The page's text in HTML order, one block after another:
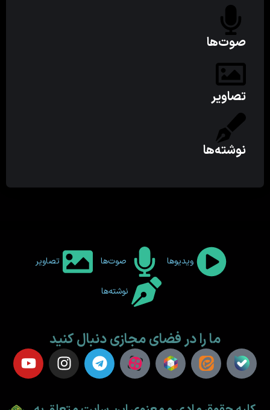
صوت‌ها
تصاویر
نوشته‌ها
ویدیوها صوت‌ها تصاویر
نوشته‌ها
ما را در فضای مجازی دنبال کنید